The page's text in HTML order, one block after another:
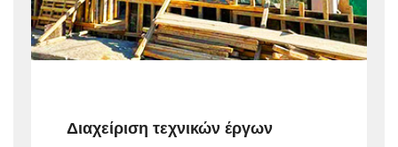
Διαχείριση τεχνικών έργων